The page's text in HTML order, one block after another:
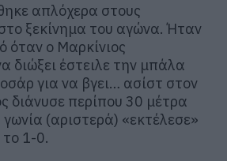
απλόχερα στους
ξεκίνημα του αγώνα. Ήταν
όταν ο Μαρκίνιος
διώξει έστειλε την μπάλα
για να βγει… ασίστ στον
διάνυσε περίπου 30 μέτρα
(αριστερά) «εκτέλεσε»
1-0.